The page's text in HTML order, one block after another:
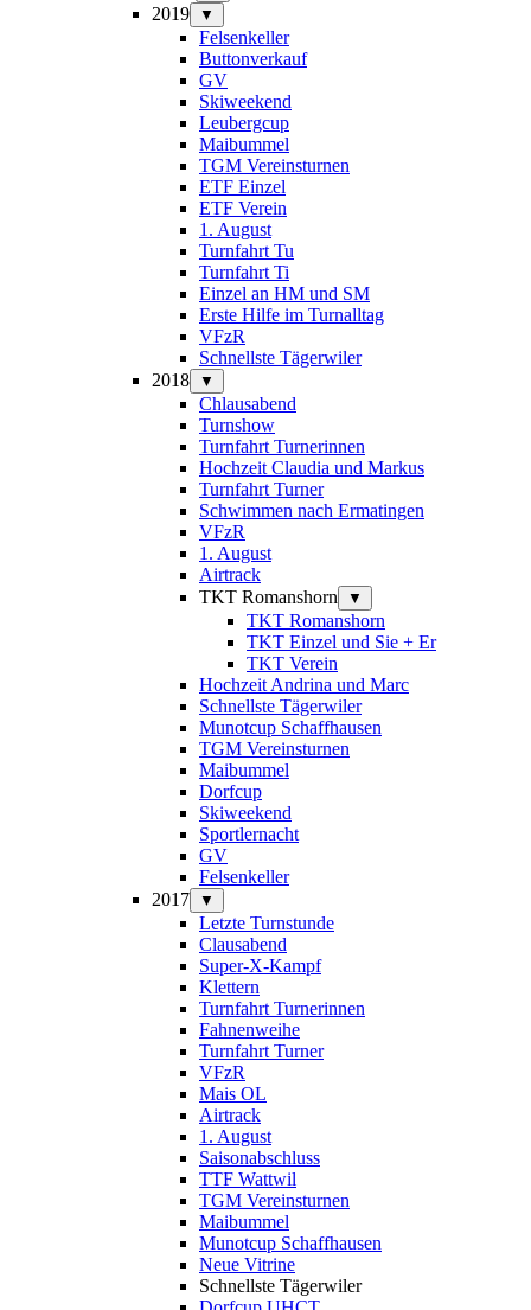
2019 ▼
Felsenkeller
Buttonverkauf
GV
Skiweekend
Leubergcup
Maibummel
TGM Vereinsturnen
ETF Einzel
ETF Verein
1. August
Turnfahrt Tu
Turnfahrt Ti
Einzel an HM und SM
Erste Hilfe im Turnalltag
VFzR
Schnellste Tägerwiler
2018
▼
Chlausabend
Turnshow
Turnfahrt Turnerinnen
Hochzeit Claudia und Markus
Turnfahrt Turner
Schwimmen nach Ermatingen
VFzR
1. August
Airtrack
TKT Romanshorn
▼
TKT Romanshorn
TKT Einzel und Sie + Er
TKT Verein
Hochzeit Andrina und Marc
Schnellste Tägerwiler
Munotcup Schaffhausen
TGM Vereinsturnen
Maibummel
Dorfcup
Skiweekend
Sportlernacht
GV
Felsenkeller
2017
▼
Letzte Turnstunde
Clausabend
Super-X-Kampf
Klettern
Turnfahrt Turnerinnen
Fahnenweihe
Turnfahrt Turner
VFzR
Mais OL
Airtrack
1. August
Saisonabschluss
TTF Wattwil
TGM Vereinsturnen
Maibummel
Munotcup Schaffhausen
Neue Vitrine
Schnellste Tägerwiler